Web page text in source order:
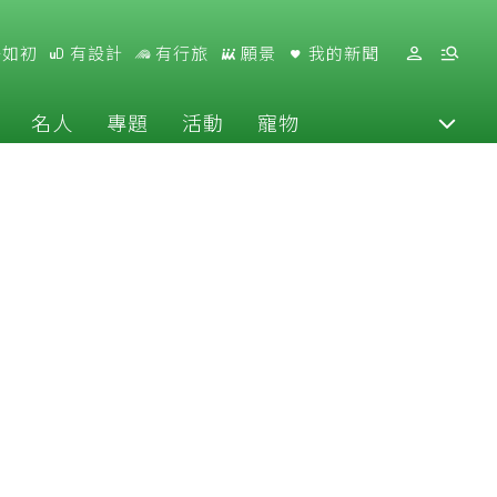
初 有設計 有行旅 願景 我的新聞
名人 專題 活動 寵物